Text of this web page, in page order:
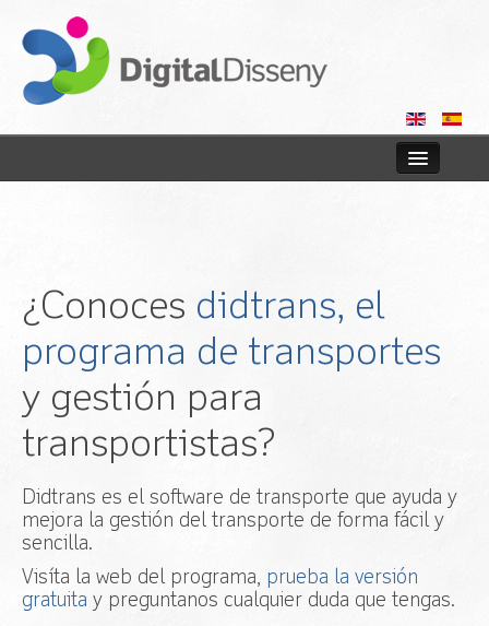
Web
Consultoría
Blog
Contactar
Acceso
¿Conoces didtrans, el
programa de transportes
y gestión para
transportistas?
Didtrans es el software de transporte que ayuda y
mejora la gestión del transporte de forma fácil y
sencilla.
Visíta la web del programa, prueba la versión
gratuita y preguntanos cualquier duda que tengas.